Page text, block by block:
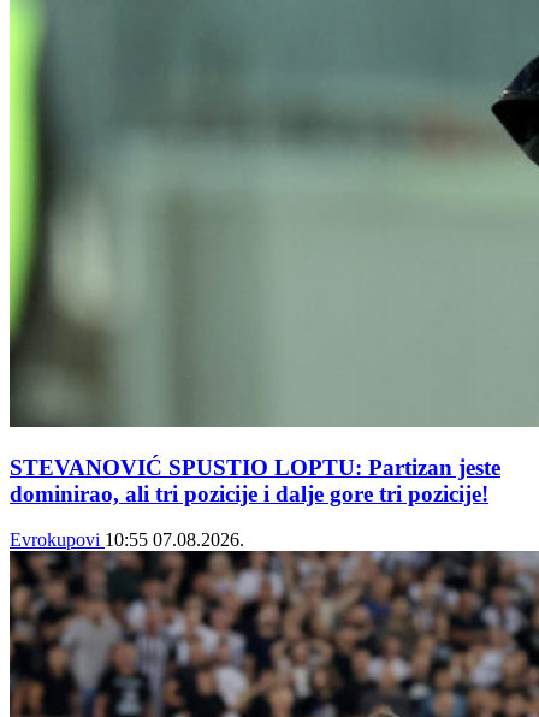
STEVANOVIĆ SPUSTIO LOPTU: Partizan jeste
dominirao, ali tri pozicije i dalje gore tri pozicije!
Evrokupovi 10:55 07.08.2026.